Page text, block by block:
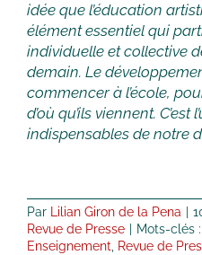
idée que l’éducation
élément essentiel qui
individuelle et collective
demain. Le
commencer à l’école,
d’où qu’ils viennent.
indispensables de notre
Par Lilian Giron de la Pena
Revue de Presse
Mots-clés :
Enseignement, Revue de